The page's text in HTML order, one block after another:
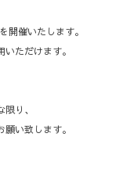
開催いたします。
ただけます。
り、
い致します。